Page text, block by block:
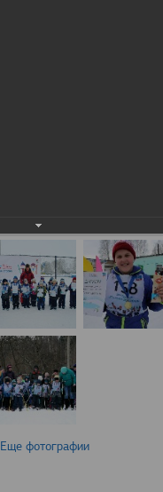
Еще фотографии